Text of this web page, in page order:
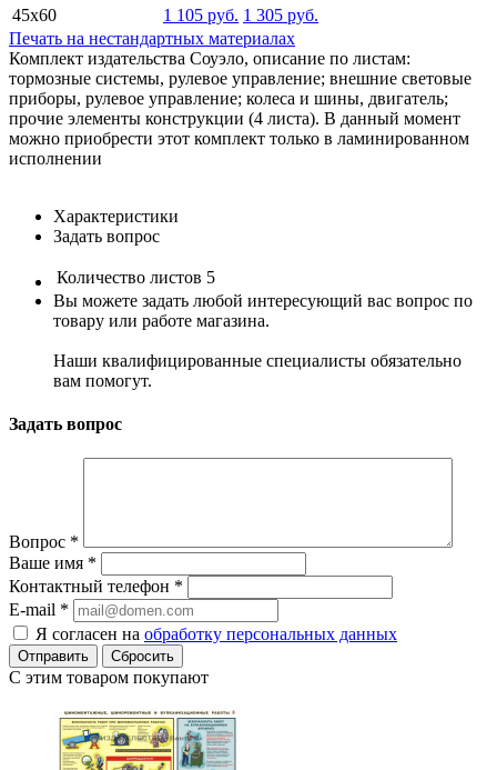
45х60 1 105 руб. 1 305 руб.
Печать на нестандартных материалах
Комплект издательства Соуэло, описание по листам:
тормозные системы, рулевое управление; внешние световые
приборы, рулевое управление; колеса и шины, двигатель;
прочие элементы конструкции (4 листа). В данный момент
можно приобрести этот комплект только в ламинированном
исполнении
Характеристики
Задать вопрос
Количество листов 5
Вы можете задать любой интересующий вас вопрос по
товару или работе магазина.
Наши квалифицированные специалисты обязательно
вам помогут.
Задать вопрос
Вопрос *
Ваше имя *
Контактный телефон *
E-mail *
Я согласен на обработку персональных данных
Сбросить
С этим товаром покупают